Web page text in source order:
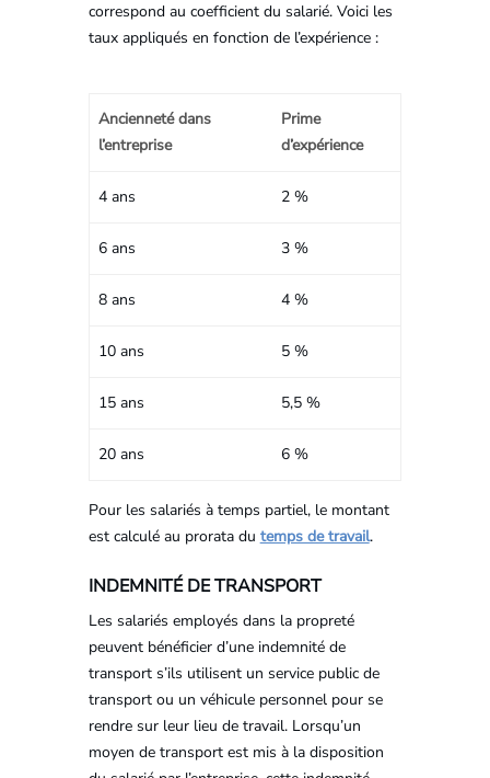
correspond au coefficient du salarié. Voici les
taux appliqués en fonction de l’expérience :
Ancienneté dans
l’entreprise
Prime
d’expérience
4 ans 2 %
6 ans 3 %
8 ans 4 %
10 ans 5 %
15 ans 5,5 %
20 ans 6 %
Pour les salariés à temps partiel, le montant
est calculé au prorata du temps de travail.
INDEMNITÉ DE TRANSPORT
Les salariés employés dans la propreté
peuvent bénéficier d’une indemnité de
transport s’ils utilisent un service public de
transport ou un véhicule personnel pour se
rendre sur leur lieu de travail. Lorsqu’un
moyen de transport est mis à la disposition